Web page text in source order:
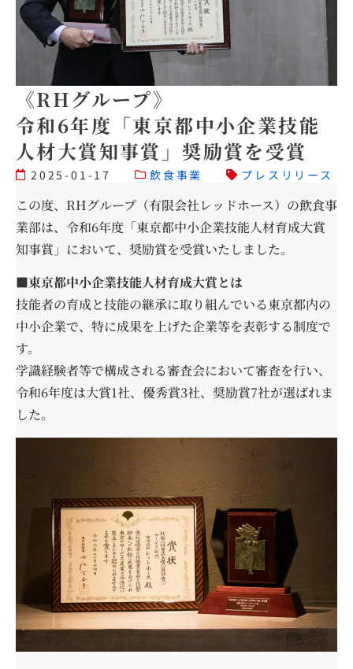
《RHグループ》
令和6年度「東京都中小企業技能
人材大賞知事賞」奨励賞を受賞
2025-01-17 飲食事業 プレスリリース
この度、RHグループ（有限会社レッドホース）の飲食事
業部は、令和6年度「東京都中小企業技能人材育成大賞
知事賞」において、奨励賞を受賞いたしました。
■東京都中小企業技能人材育成大賞とは
技能者の育成と技能の継承に取り組んでいる東京都内の
中小企業で、特に成果を上げた企業等を表彰する制度で
す。
学識経験者等で構成される審査会において審査を行い、
令和6年度は大賞1社、優秀賞3社、奨励賞7社が選ばれま
した。